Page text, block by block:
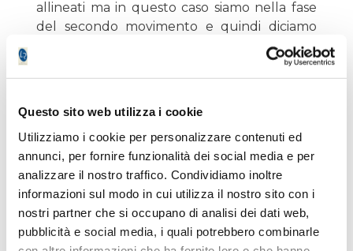
Questo sito web utilizza i cookie
Utilizziamo i cookie per personalizzare contenuti ed
annunci, per fornire funzionalità dei social media e per
analizzare il nostro traffico. Condividiamo inoltre
informazioni sul modo in cui utilizza il nostro sito con i
nostri partner che si occupano di analisi dei dati web,
pubblicità e social media, i quali potrebbero combinarle
allineati ma in questo caso siamo nella fase
del secondo movimento e quindi diciamo
che il trend al rialzo è più maturo. Epperò
sul daily la congestione stretta è stata
davvero bella ed idem ieri la barra di